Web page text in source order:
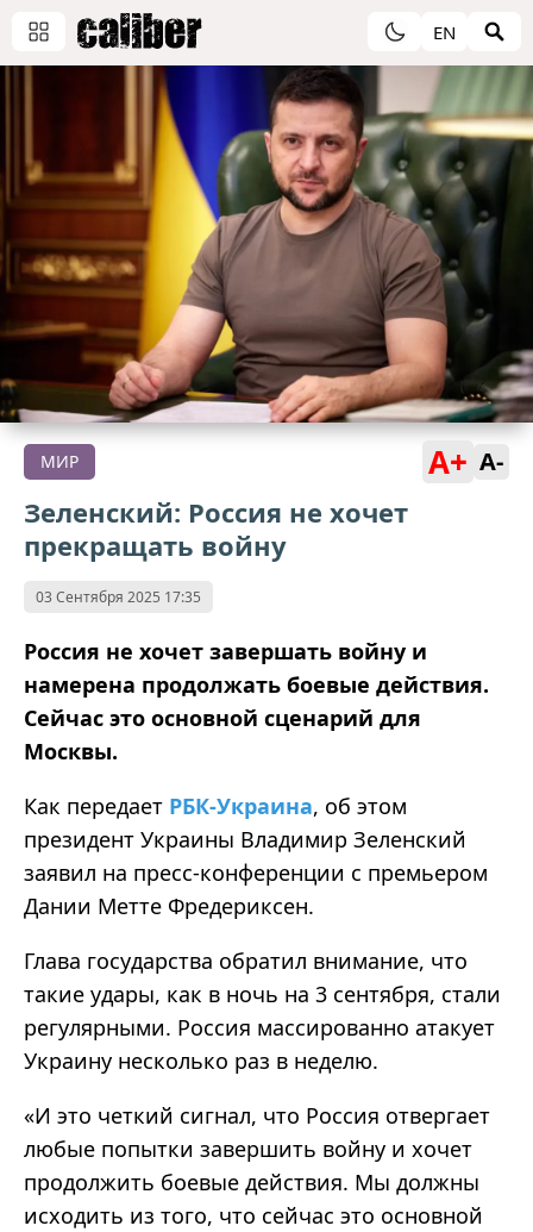
EN
МИР A+ A-
Зеленский: Россия не хочет
прекращать войну
03 Сентября 2025 17:35
Россия не хочет завершать войну и
намерена продолжать боевые действия.
Сейчас это основной сценарий для
Москвы.
Как передает РБК-Украина, об этом
президент Украины Владимир Зеленский
заявил на пресс-конференции с премьером
Дании Метте Фредериксен.
Глава государства обратил внимание, что
такие удары, как в ночь на 3 сентября, стали
регулярными. Россия массированно атакует
Украину несколько раз в неделю.
«И это четкий сигнал, что Россия отвергает
любые попытки завершить войну и хочет
продолжить боевые действия. Мы должны
исходить из того, что сейчас это основной